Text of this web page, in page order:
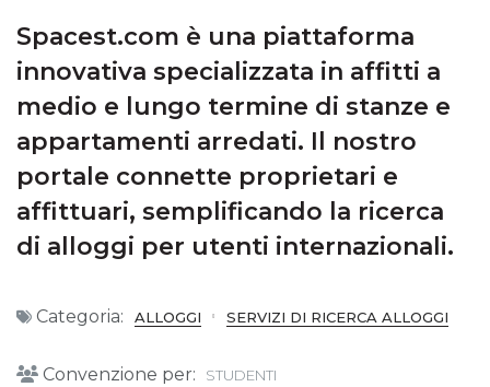
Spacest.com è una piattaforma
innovativa specializzata in affitti a
medio e lungo termine di stanze e
appartamenti arredati. Il nostro
portale connette proprietari e
affittuari, semplificando la ricerca
di alloggi per utenti internazionali.
Categoria: ALLOGGI SERVIZI DI RICERCA ALLOGGI
Convenzione per: STUDENTI